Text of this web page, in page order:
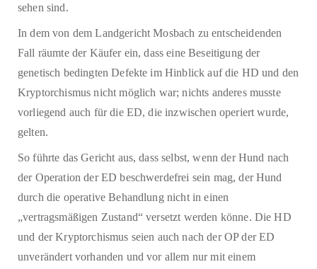
sehen sind.
In dem von dem Landgericht Mosbach zu entscheidenden
Fall räumte der Käufer ein, dass eine Beseitigung der
genetisch bedingten Defekte im Hinblick auf die HD und den
Kryptorchismus nicht möglich war; nichts anderes musste
vorliegend auch für die ED, die inzwischen operiert wurde,
gelten.
So führte das Gericht aus, dass selbst, wenn der Hund nach
der Operation der ED beschwerdefrei sein mag, der Hund
durch die operative Behandlung nicht in einen
„vertragsmäßigen Zustand“ versetzt werden könne. Die HD
und der Kryptorchismus seien auch nach der OP der ED
unverändert vorhanden und vor allem nur mit einem